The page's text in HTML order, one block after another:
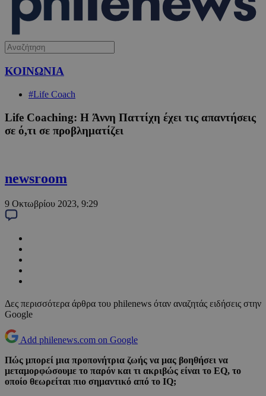
ΚΟΙΝΩΝΙΑ
#Life Coach
Life Coaching: H Άννη Παττίχη έχει τις απαντήσεις
σε ό,τι σε προβληματίζει
newsroom
9 Οκτωβρίου 2023, 9:29
Δες περισσότερα άρθρα του philenews όταν αναζητάς ειδήσεις στην
Google
Add philenews.com on Google
Πώς μπορεί μια προπονήτρια ζωής να μας βοηθήσει να
μεταμορφώσουμε το παρόν και τι ακριβώς είναι το EQ, το
οποίο θεωρείται πιο σημαντικό από το ΙQ;